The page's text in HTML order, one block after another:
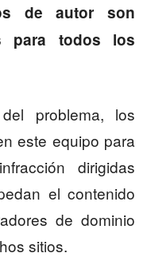
de autor son
para todos los
problema, los
este equipo para
dirigidas
el contenido
de dominio
sitios.